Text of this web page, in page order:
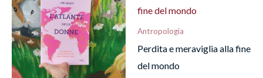
“L’unica innocua meraviglia”
Devieffettuare l’accessoper pubblicare una
recensione.
Antropologia
Perdita e meraviglia alla fine
del mondo